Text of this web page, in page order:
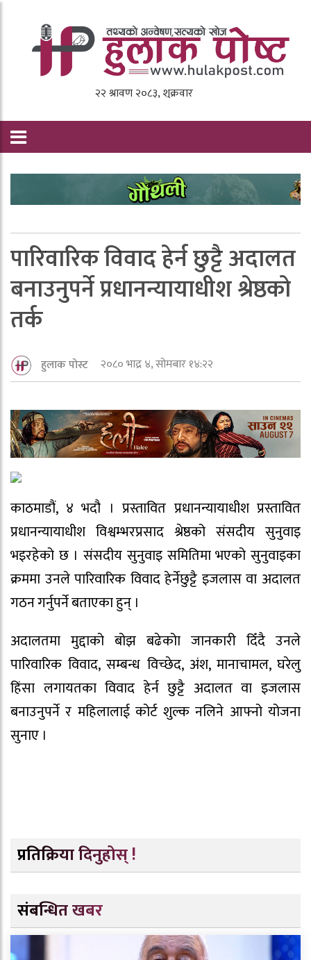
पारिवारिक विवाद हेर्न छुट्टै अदालत
बनाउनुपर्ने प्रधानन्यायाधीश श्रेष्ठको
तर्क
हुलाक पोस्ट २०८० भाद्र ४, सोमबार १४:२२
काठमाडौं, ४ भदौ । प्रस्तावित प्रधानन्यायाधीश प्रस्तावित
प्रधानन्यायाधीश विश्वम्भरप्रसाद श्रेष्ठको संसदीय सुनुवाइ
भइरहेको छ । संसदीय सुनुवाइ समितिमा भएको सुनुवाइका
क्रममा उनले पारिवारिक विवाद हेर्नेछुट्टै इजलास वा अदालत
गठन गर्नुपर्ने बताएका हुन् ।
अदालतमा मुद्दाको बोझ बढेकोा जानकारी दिँदै उनले
पारिवारिक विवाद, सम्बन्ध विच्छेद, अंश, मानाचामल, घरेलु
हिंसा लगायतका विवाद हेर्न छुट्टै अदालत वा इजलास
बनाउनुपर्ने र महिलालाई कोर्ट शुल्क नलिने आफ्नो योजना
सुनाए ।
प्रतिक्रिया दिनुहोस् !
संबन्धित खबर